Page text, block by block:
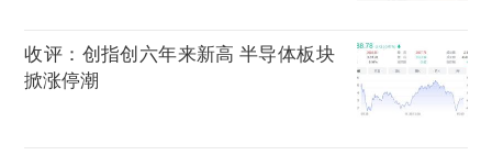
收评：创指创六年来新高 半导体板块
掀涨停潮